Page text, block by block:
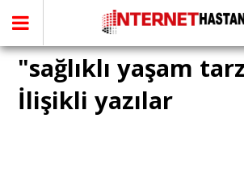
"sağlıklı yaşam
İlişikli yazılar